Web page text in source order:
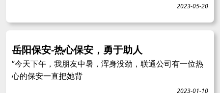
2023-05-20
岳阳保安-热心保安，勇于助人
“今天下午，我朋友中暑，浑身没劲，联通公司有一位热
心的保安一直把她背
2023-01-10